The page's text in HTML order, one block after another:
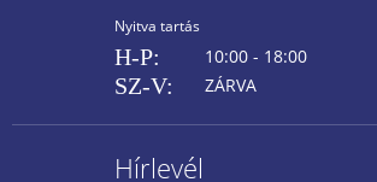
Nyitva tartás
H-P: 10:00 - 18:00
SZ-V: ZÁRVA
Hírlevél